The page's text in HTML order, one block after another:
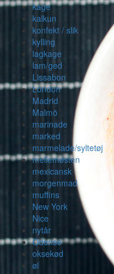
kage
kalkun
konfekt / slik
kylling
lagkage
lam/ged
Lissabon
London
Madrid
Malmö
marinade
marked
marmelade/syltetøj
mellemøsten
mexicansk
morgenmad
muffins
New York
Nice
nytår
Odense
oksekød
øl